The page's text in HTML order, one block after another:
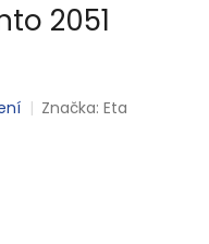
2051
Značka:Eta